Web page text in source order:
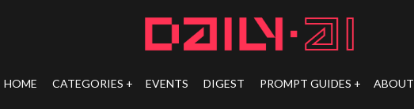
HOME CATEGORIES EVENTS DIGEST PROMPT GUIDES ABOUT